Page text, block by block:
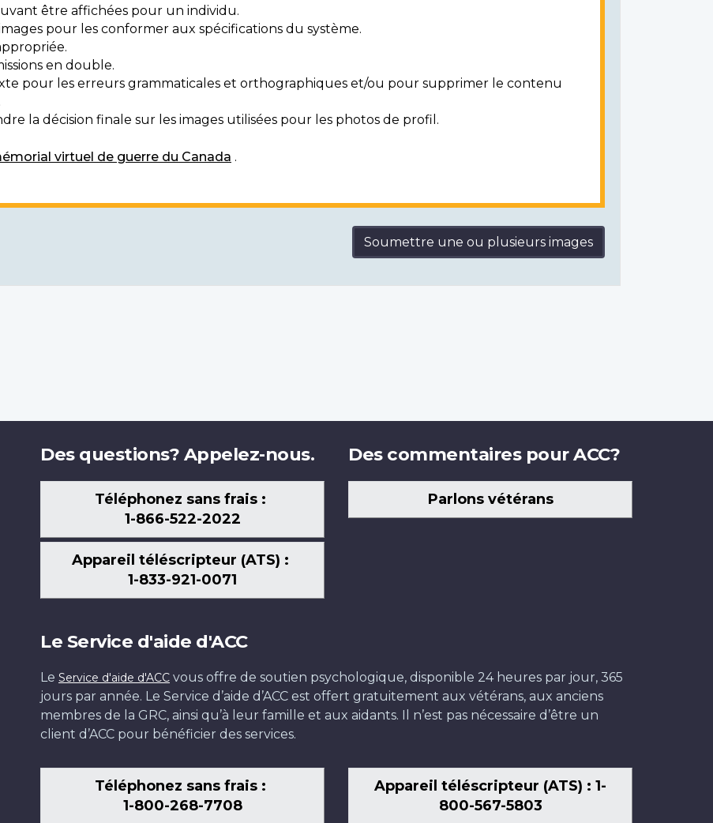
être affichées pour un individu.
pour les conformer aux spécifications du système.
en double.
pour les erreurs grammaticales et orthographiques et/ou pour supprimer le contenu
la décision finale sur les images utilisées pour les photos de profil.
virtuel de guerre du Canada .
Soumettre une ou plusieurs images
Des questions? Appelez-nous.
Téléphonez sans frais :
1-866-522-2022
Appareil téléscripteur (ATS) :
1-833-921-0071
Des commentaires pour ACC?
Parlons vétérans
Le Service d'aide d'ACC
Le Service d'aide d'ACC vous offre de soutien psychologique, disponible 24 heures par jour, 365
jours par année. Le Service d’aide d’ACC est offert gratuitement aux vétérans, aux anciens
membres de la GRC, ainsi qu’à leur famille et aux aidants. Il n’est pas nécessaire d’être un
client d’ACC pour bénéficier des services.
Téléphonez sans frais :
1-800-268-7708
Appareil téléscripteur (ATS) : 1-
800-567-5803